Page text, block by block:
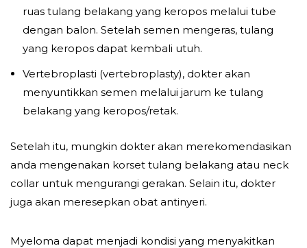
ruas tulang belakang yang keropos melalui tube
dengan balon. Setelah semen mengeras, tulang
yang keropos dapat kembali utuh.
Vertebroplasti (vertebroplasty), dokter akan
menyuntikkan semen melalui jarum ke tulang
belakang yang keropos/retak.
Setelah itu, mungkin dokter akan merekomendasikan
anda mengenakan korset tulang belakang atau neck
collar untuk mengurangi gerakan. Selain itu, dokter
juga akan meresepkan obat antinyeri.
Myeloma dapat menjadi kondisi yang menyakitkan